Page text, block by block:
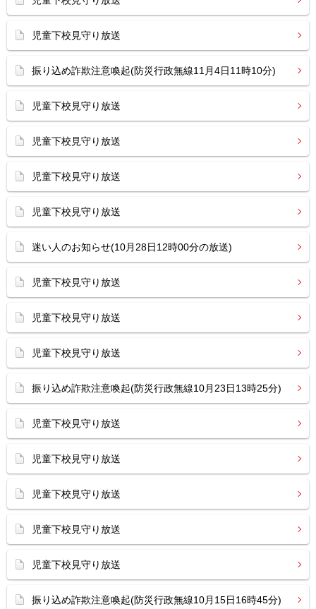
児童下校見守り放送
振り込め詐欺注意喚起(防災行政無線11月4日11時10分)
児童下校見守り放送
児童下校見守り放送
児童下校見守り放送
児童下校見守り放送
迷い人のお知らせ(10月28日12時00分の放送)
児童下校見守り放送
児童下校見守り放送
児童下校見守り放送
振り込め詐欺注意喚起(防災行政無線10月23日13時25分)
児童下校見守り放送
児童下校見守り放送
児童下校見守り放送
児童下校見守り放送
児童下校見守り放送
振り込め詐欺注意喚起(防災行政無線10月15日16時45分)